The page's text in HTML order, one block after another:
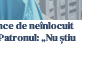
de neînlocuit
„Nu știu